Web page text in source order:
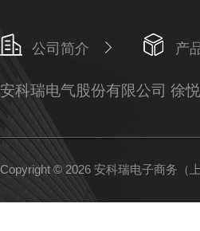
公司简介 产
安科瑞电气股份有限公司 徐
Copyright © 2026 安科瑞电子商务（